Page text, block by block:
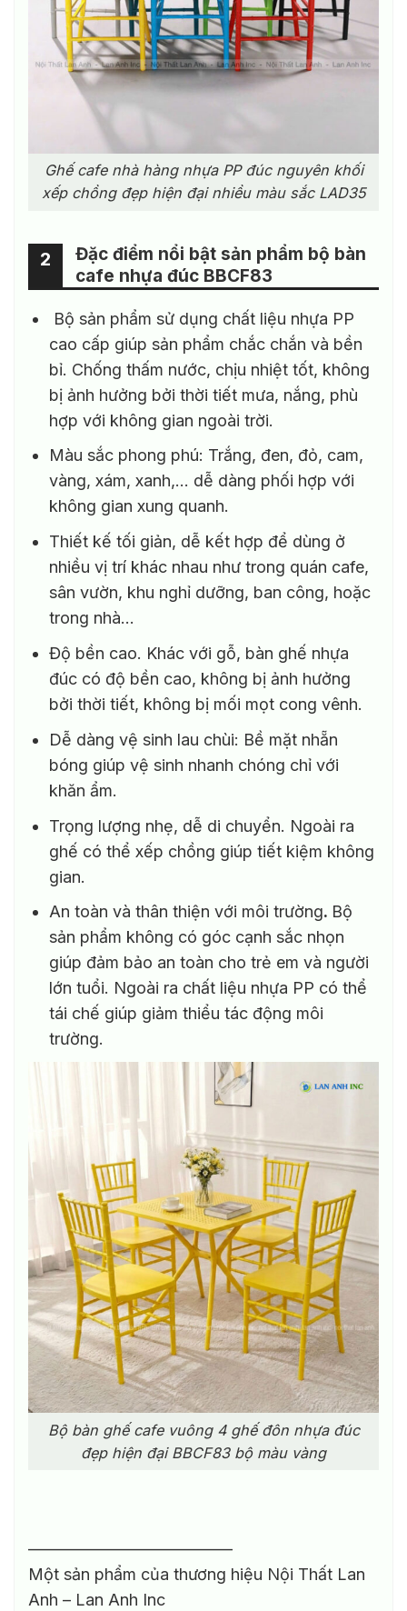
Ghế cafe nhà hàng nhựa PP đúc nguyên khối
xếp chồng đẹp hiện đại nhiều màu sắc LAD35
Đặc điểm nổi bật sản phẩm bộ bàn
cafe nhựa đúc BBCF83
2
Bộ sản phẩm sử dụng chất liệu nhựa PP
cao cấp giúp sản phẩm chắc chắn và bền
bỉ. Chống thấm nước, chịu nhiệt tốt, không
bị ảnh hưởng bởi thời tiết mưa, nắng, phù
hợp với không gian ngoài trời.
Màu sắc phong phú: Trắng, đen, đỏ, cam,
vàng, xám, xanh,… dễ dàng phối hợp với
không gian xung quanh.
Thiết kế tối giản, dễ kết hợp để dùng ở
nhiều vị trí khác nhau như trong quán cafe,
sân vườn, khu nghỉ dưỡng, ban công, hoặc
trong nhà…
Độ bền cao. Khác với gỗ, bàn ghế nhựa
đúc có độ bền cao, không bị ảnh hưởng
bởi thời tiết, không bị mối mọt cong vênh.
Dễ dàng vệ sinh lau chùi: Bề mặt nhẵn
bóng giúp vệ sinh nhanh chóng chỉ với
khăn ẩm.
Trọng lượng nhẹ, dễ di chuyển. Ngoài ra
ghế có thể xếp chồng giúp tiết kiệm không
gian.
An toàn và thân thiện với môi trường. Bộ
sản phẩm không có góc cạnh sắc nhọn
giúp đảm bảo an toàn cho trẻ em và người
lớn tuổi. Ngoài ra chất liệu nhựa PP có thể
tái chế giúp giảm thiểu tác động môi
trường.
Bộ bàn ghế cafe vuông 4 ghế đôn nhựa đúc
đẹp hiện đại BBCF83 bộ màu vàng
————————————–
Một sản phẩm của thương hiệu Nội Thất Lan
Anh – Lan Anh Inc